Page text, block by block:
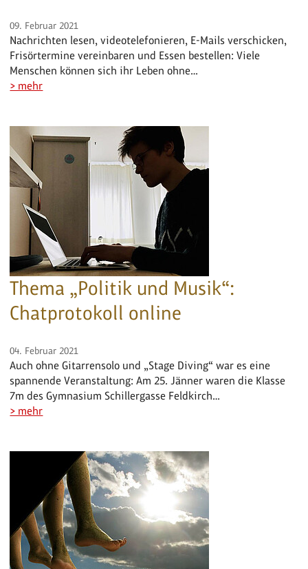
09. Februar 2021
Nachrichten lesen, videotelefonieren, E-Mails verschicken,
Frisörtermine vereinbaren und Essen bestellen: Viele
Menschen können sich ihr Leben ohne…
> mehr
Thema „Politik und Musik“:
Chatprotokoll online
04. Februar 2021
Auch ohne Gitarrensolo und „Stage Diving“ war es eine
spannende Veranstaltung: Am 25. Jänner waren die Klasse
7m des Gymnasium Schillergasse Feldkirch…
> mehr